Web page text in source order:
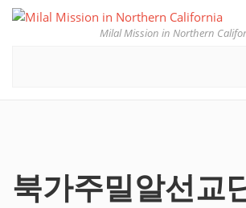
Milal Mission in Northern
북가주밀알선교